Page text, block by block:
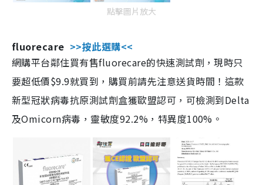
點擊圖片放大
fluorecare >>按此選購<<
網購平台鄰住買有售fluorecare的快速測試劑，現時只
要超低價$9.9就買到，購買前請先注意送貨時間！這款
新型冠狀病毒抗原測試劑盒獲歐盟認可，可檢測到Delta
及Omicorn病毒，靈敏度92.2%，特異度100%。